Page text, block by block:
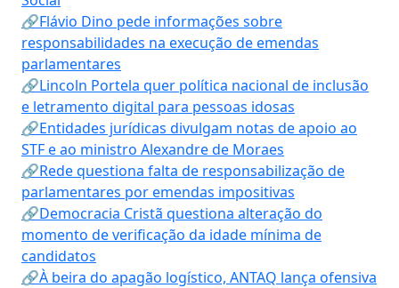
🔗Flávio Dino pede informações sobre
responsabilidades na execução de emendas
parlamentares
🔗Lincoln Portela quer política nacional de inclusão
e letramento digital para pessoas idosas
🔗Entidades jurídicas divulgam notas de apoio ao
STF e ao ministro Alexandre de Moraes
🔗Rede questiona falta de responsabilização de
parlamentares por emendas impositivas
🔗Democracia Cristã questiona alteração do
momento de verificação da idade mínima de
candidatos
🔗À beira do apagão logístico, ANTAQ lança ofensiva